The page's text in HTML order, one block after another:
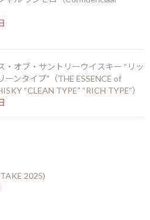
ジ(MARS MALTAGE Distillery’s Original
MALTAGE
Blended Malt
業した酒造メーカーで、マルス信
蒸留所です。創業当時は焼酎の製
にウイスキーの生産を始めまし
・オブ・サントリーウイスキー “リッ
ーンタイプ”（THE ESSENCE of
“CLEAN TYPE” “RICH TYPE”）
2025)